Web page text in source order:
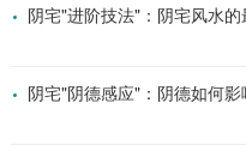
阴宅"进阶技法"：阴宅风水
阴宅"阴德感应"：阴德如何影